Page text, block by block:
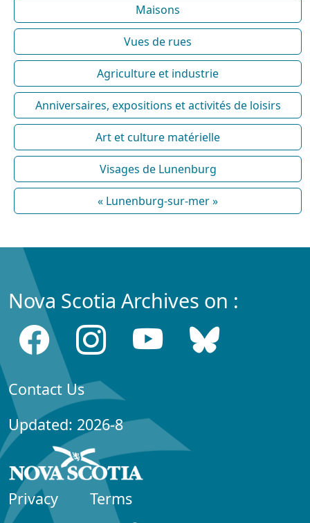
Maisons
Vues de rues
Agriculture et industrie
Anniversaires, expositions et activités de loisirs
Art et culture matérielle
Visages de Lunenburg
« Lunenburg-sur-mer »
Nova Scotia Archives on :
Contact Us
Updated: 2026-8
Privacy
Terms